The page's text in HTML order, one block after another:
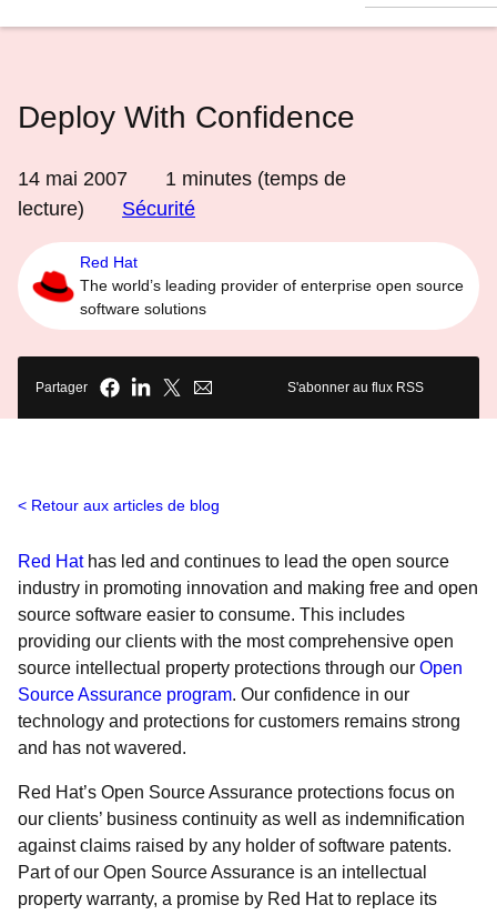
Deploy With Confidence
14 mai 2007 1 minutes (temps de
lecture)
Sécurité
Red Hat
The world’s leading provider of enterprise open source
software solutions
Partager S'abonner au flux RSS
Retour aux articles de blog
Red Hathas led and continues to lead the open source
industry in promoting innovation and making free and open
source software easier to consume. This includes
providing our clients with the most comprehensive open
source intellectual property protections through our Open
Source Assurance program. Our confidence in our
technology and protections for customers remains strong
and has not wavered.
Red Hat’s Open Source Assurance protections focus on
our clients’ business continuity as well as indemnification
against claims raised by any holder of software patents.
Part of our Open Source Assurance is an intellectual
property warranty, a promise by Red Hat to replace its